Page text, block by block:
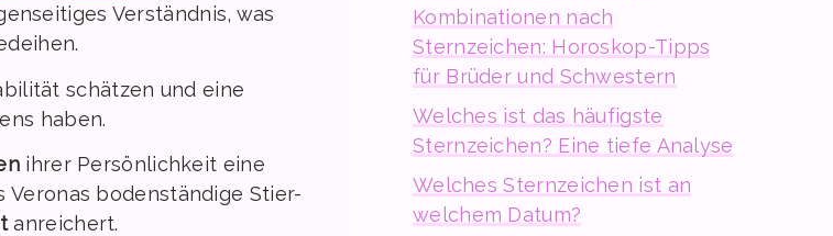
Verständnis, was
schätzen und eine
haben.
ihrer Persönlichkeit eine
Veronas bodenständige Stier-
anreichert.
Kombinationen nach
Sternzeichen: Horoskop-Tipps
für Brüder und Schwestern
Welches ist das häufigste
Sternzeichen? Eine tiefe Analyse
Welches Sternzeichen ist an
welchem Datum?